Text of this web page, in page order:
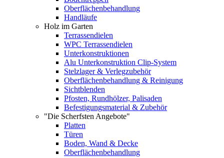
Oberflächenbehandlung
Handläufe
Holz im Garten
Terrassendielen
WPC Terrassendielen
Unterkonstruktionen
Alu Unterkonstruktion Clip-System
Stelzlager & Verlegzubehör
Oberflächenbehandlung & Reinigung
Sichtblenden
Pfosten, Rundhölzer, Palisaden
Befestigungsmaterial & Zubehör
"Die Scherfsten Angebote"
Platten
Türen
Boden, Wand & Decke
Oberflächenbehandlung